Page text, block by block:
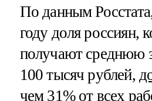
По данным
году доля россиян,
получают среднюю
100 тысяч рублей,
чем 31% от всех